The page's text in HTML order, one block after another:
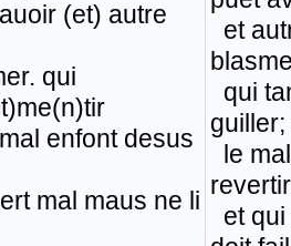
(et) autre
qui
enfont desus
mal maus ne li
et
qui
guiller;
le
et